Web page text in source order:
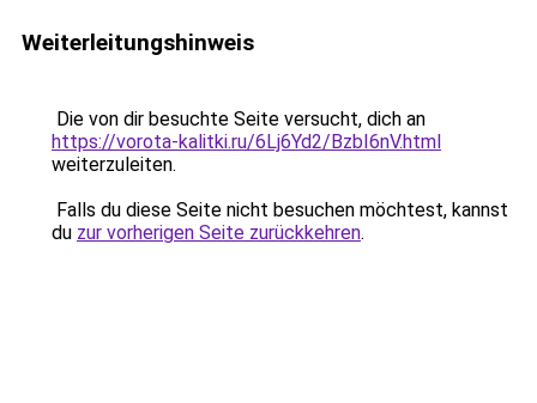
Weiterleitungshinweis
Die von dir besuchte Seite versucht, dich an
https://vorota-kalitki.ru/6Lj6Yd2/BzbI6nV.html
weiterzuleiten.
Falls du diese Seite nicht besuchen möchtest, kannst
du zur vorherigen Seite zurückkehren.